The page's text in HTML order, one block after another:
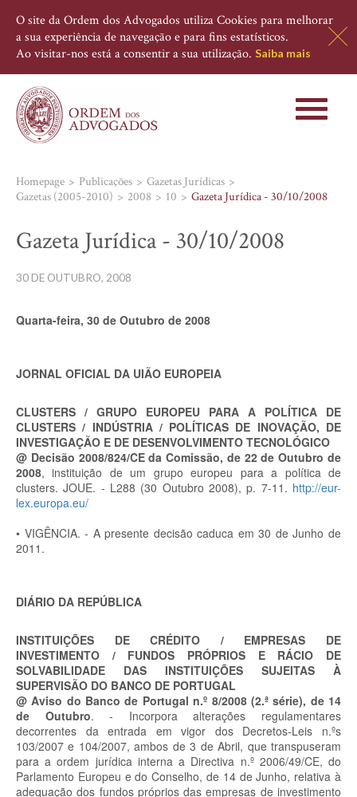
O site da Ordem dos Advogados utiliza Cookies para melhorar
a sua experiência de navegação e para fins estatísticos.
Ao visitar-nos está a consentir a sua utilização. Saiba mais
Toggle
Homepage Publicações
Gazetas Jurídicas
Gazetas (2005-2010)
2008 10 Gazeta Jurídica - 30/10/2008
Gazeta Jurídica - 30/10/2008
30 DE OUTUBRO, 2008
Quarta-feira, 30 de Outubro de 2008
JORNAL OFICIAL DA UIÃO EUROPEIA
CLUSTERS / GRUPO EUROPEU PARA A POLÍTICA DE
CLUSTERS / INDÚSTRIA / POLÍTICAS DE INOVAÇÃO, DE
INVESTIGAÇÃO E DE DESENVOLVIMENTO TECNOLÓGICO
@ Decisão 2008/824/CE da Comissão, de 22 de Outubro de
2008, instituição de um grupo europeu para a política de
clusters. JOUE. - L288 (30 Outubro 2008), p. 7-11. http://eur-
lex.europa.eu/
• VIGÊNCIA. - A presente decisão caduca em 30 de Junho de
2011.
DIÁRIO DA REPÚBLICA
INSTITUIÇÕES DE CRÉDITO / EMPRESAS DE
INVESTIMENTO / FUNDOS PRÓPRIOS E RÁCIO DE
SOLVABILIDADE DAS INSTITUIÇÕES SUJEITAS À
SUPERVISÃO DO BANCO DE PORTUGAL
@ Aviso do Banco de Portugal n.º 8/2008 (2.ª série), de 14
de Outubro. - Incorpora alterações regulamentares
decorrentes da entrada em vigor dos Decretos-Leis n.ºs
103/2007 e 104/2007, ambos de 3 de Abril, que transpuseram
para a ordem jurídica interna a Directiva n.º 2006/49/CE, do
Parlamento Europeu e do Conselho, de 14 de Junho, relativa à
adequação dos fundos próprios das empresas de investimento